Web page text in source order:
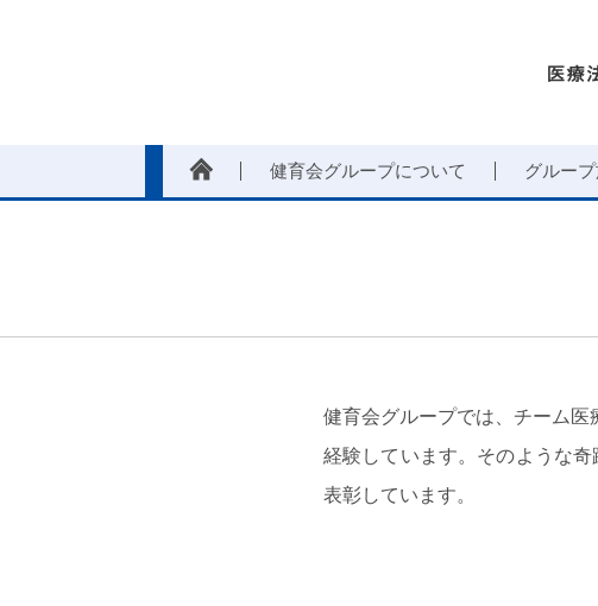
健育会グループについて グルー
健育会グループでは、チーム
経験しています。そのような
表彰しています。